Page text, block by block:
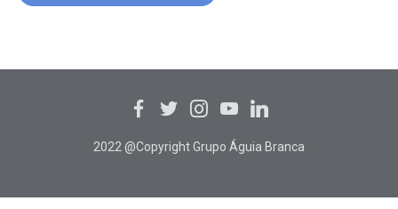
2022 @Copyright Grupo Águia Branca